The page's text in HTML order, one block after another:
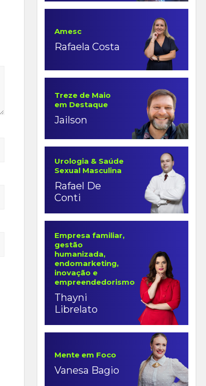
Amesc
Rafaela Costa
Treze de Maio
em Destaque
Jailson
Urologia & Saúde
Sexual Masculina
Rafael De
Conti
Empresa familiar,
gestão
humanizada,
endomarketing,
inovação e
empreendedorismo
Thayni
Librelato
Mente em Foco
Vanesa Bagio